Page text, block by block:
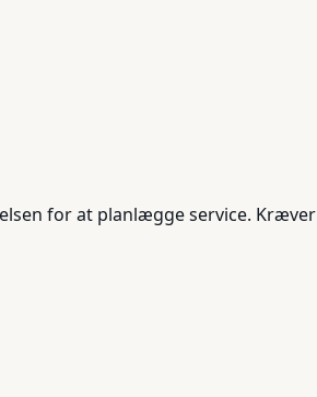
for at planlægge service. Kræver